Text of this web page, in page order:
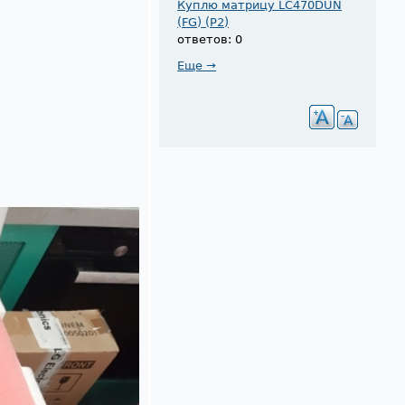
Куплю матрицу LC470DUN
(FG) (P2)
ответов: 0
Еще →